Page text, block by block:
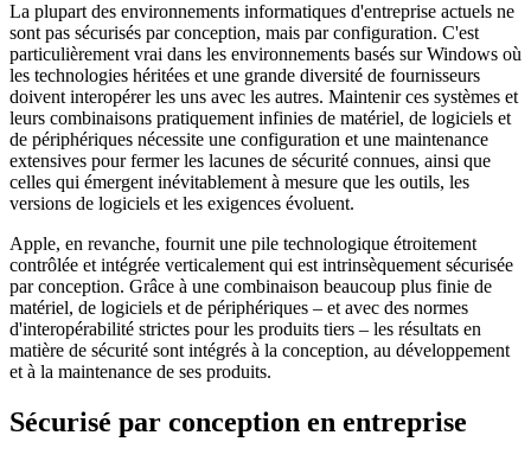
La plupart des environnements informatiques d'entreprise actuels ne
sont pas sécurisés par conception, mais par configuration. C'est
particulièrement vrai dans les environnements basés sur Windows où
les technologies héritées et une grande diversité de fournisseurs
doivent interopérer les uns avec les autres. Maintenir ces systèmes et
leurs combinaisons pratiquement infinies de matériel, de logiciels et
de périphériques nécessite une configuration et une maintenance
extensives pour fermer les lacunes de sécurité connues, ainsi que
celles qui émergent inévitablement à mesure que les outils, les
versions de logiciels et les exigences évoluent.
Apple, en revanche, fournit une pile technologique étroitement
contrôlée et intégrée verticalement qui est intrinsèquement sécurisée
par conception. Grâce à une combinaison beaucoup plus finie de
matériel, de logiciels et de périphériques – et avec des normes
d'interopérabilité strictes pour les produits tiers – les résultats en
matière de sécurité sont intégrés à la conception, au développement
et à la maintenance de ses produits.
Sécurisé par conception en entreprise